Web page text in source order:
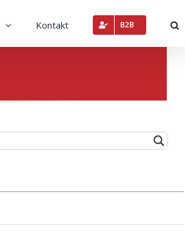
Kontakt B2B